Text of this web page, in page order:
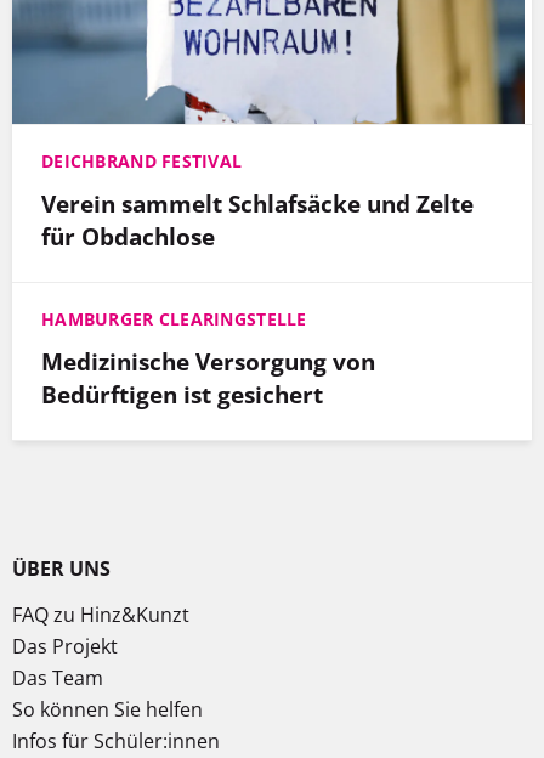
DEICHBRAND FESTIVAL
Verein sammelt Schlafsäcke und Zelte
für Obdachlose
HAMBURGER CLEARINGSTELLE
Medizinische Versorgung von
Bedürftigen ist gesichert
ÜBER UNS
FAQ zu Hinz&Kunzt
Das Projekt
Das Team
So können Sie helfen
Infos für Schüler:innen